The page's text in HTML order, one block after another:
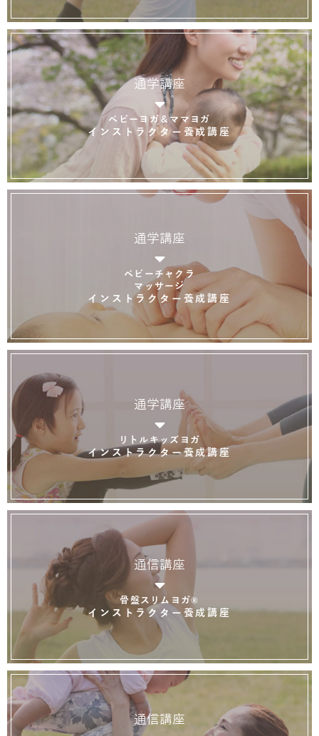
通学講座
ベビーヨガ＆ママヨガ
インストラクター養成講座
通学講座
ベビーチャクラ
マッサージ
インストラクター養成講座
通学講座
リトルキッズヨガ
インストラクター養成講座
通信講座
骨盤スリムヨガ®
インストラクター養成講座
通信講座